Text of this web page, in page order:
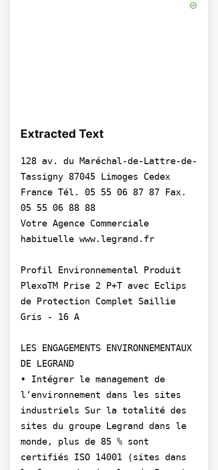
Extracted Text
128 av. du Maréchal-de-Lattre-de-
Tassigny 87045 Limoges Cedex
France Tél. 05 55 06 87 87 Fax.
05 55 06 88 88
Votre Agence Commerciale
habituelle www.legrand.fr
Profil Environnemental Produit
PlexoTM Prise 2 P+T avec Eclips
de Protection Complet Saillie
Gris - 16 A
LES ENGAGEMENTS ENVIRONNEMENTAUX
DE LEGRAND
• Intégrer le management de
l’environnement dans les sites
industriels Sur la totalité des
sites du groupe Legrand dans le
monde, plus de 85 % sont
certifiés ISO 14001 (sites dans